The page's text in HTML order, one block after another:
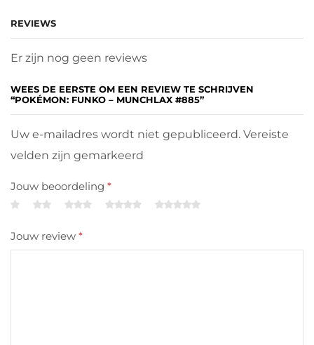
REVIEWS
Er zijn nog geen reviews
WEES DE EERSTE OM EEN REVIEW TE SCHRIJVEN
“POKÉMON: FUNKO – MUNCHLAX #885”
Uw e-mailadres wordt niet gepubliceerd. Vereiste
velden zijn gemarkeerd
Jouw beoordeling *
Jouw review *